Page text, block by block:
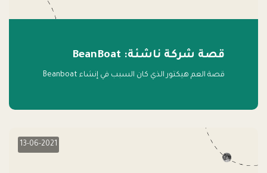
قصة شركة ناشئة: BeanBoat
قصة العم هيكتور الذي كان السبب في إنشاء Beanboat
13-06-2021